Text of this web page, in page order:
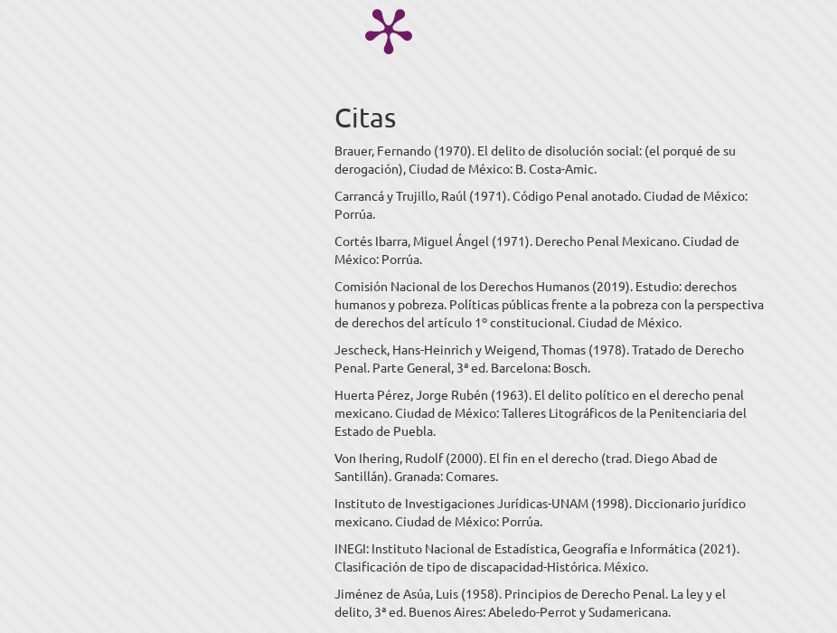
Citas
Brauer, Fernando (1970). El delito de disolución social: (el porqué de su
derogación), Ciudad de México: B. Costa-Amic.
Carrancá y Trujillo, Raúl (1971). Código Penal anotado. Ciudad de México:
Porrúa.
Cortés Ibarra, Miguel Ángel (1971). Derecho Penal Mexicano. Ciudad de
México: Porrúa.
Comisión Nacional de los Derechos Humanos (2019). Estudio: derechos
humanos y pobreza. Políticas públicas frente a la pobreza con la perspectiva
de derechos del artículo 1º constitucional. Ciudad de México.
Jescheck, Hans-Heinrich y Weigend, Thomas (1978). Tratado de Derecho
Penal. Parte General, 3ª ed. Barcelona: Bosch.
Huerta Pérez, Jorge Rubén (1963). El delito político en el derecho penal
mexicano. Ciudad de México: Talleres Litográficos de la Penitenciaria del
Estado de Puebla.
Von Ihering, Rudolf (2000). El fin en el derecho (trad. Diego Abad de
Santillán). Granada: Comares.
Instituto de Investigaciones Jurídicas-UNAM (1998). Diccionario jurídico
mexicano. Ciudad de México: Porrúa.
INEGI: Instituto Nacional de Estadística, Geografía e Informática (2021).
Clasificación de tipo de discapacidad-Histórica. México.
Jiménez de Asúa, Luis (1958). Principios de Derecho Penal. La ley y el
delito, 3ª ed. Buenos Aires: Abeledo-Perrot y Sudamericana.